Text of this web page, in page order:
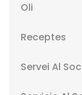
Oli
Receptes
Servei Al